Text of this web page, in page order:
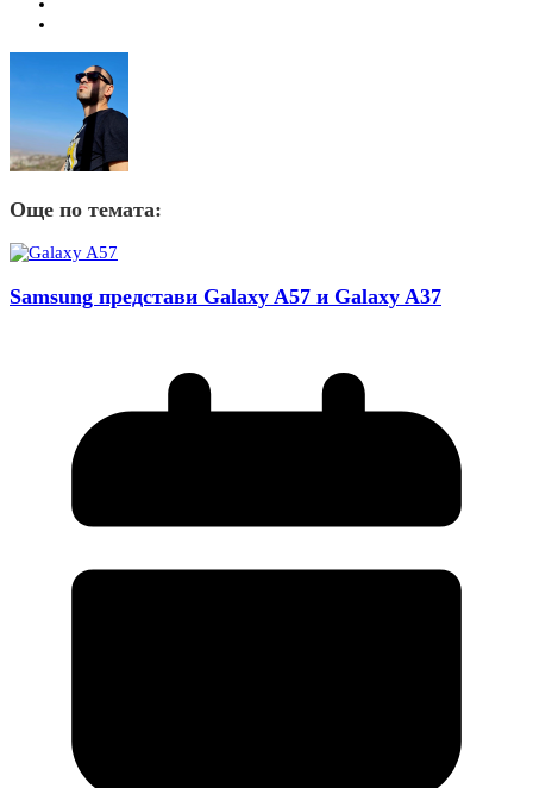
Още по темата:
Samsung представи Galaxy A57 и Galaxy A37